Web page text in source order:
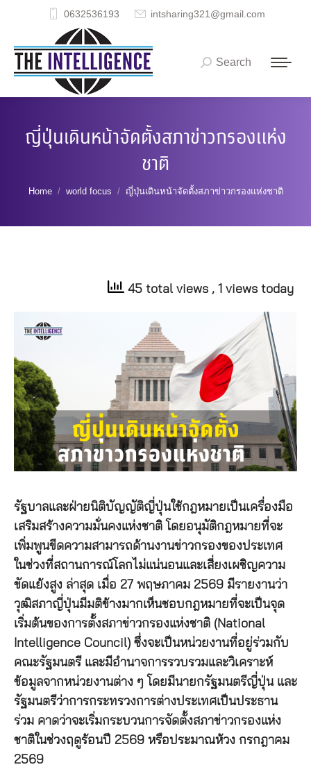
0632536193 intsharing321@gmail.com
Search:
Search
ญี่ปุ่นเดินหน้าจัดตั้งสภาข่าวกรองแห่ง
ชาติ
You are here:
Home world focus ญี่ปุ่นเดินหน้าจัดตั้งสภาข่าวกรองแห่งชาติ
45 total views , 1 views today
รัฐบาลและฝ่ายนิติบัญญัติญี่ปุ่นใช้กฎหมายเป็นเครื่องมือ
เสริมสร้างความมั่นคงแห่งชาติ โดยอนุมัติกฎหมายที่จะ
เพิ่มพูนขีดความสามารถด้านงานข่าวกรองของประเทศ
ในช่วงที่สถานการณ์โลกไม่แน่นอนและเสี่ยงเผชิญความ
ขัดแย้งสูง ล่าสุด เมื่อ 27 พฤษภาคม 2569 มีรายงานว่า
วุฒิสภาญี่ปุ่นมีมติข้างมากเห็นชอบกฎหมายที่จะเป็นจุด
เริ่มต้นของการตั้งสภาข่าวกรองแห่งชาติ (National
Intelligence Council) ซึ่งจะเป็นหน่วยงานที่อยู่ร่วมกับ
คณะรัฐมนตรี และมีอำนาจการรวบรวมและวิเคราะห์
ข้อมูลจากหน่วยงานต่าง ๆ โดยมีนายกรัฐมนตรีญี่ปุ่น และ
รัฐมนตรีว่าการกระทรวงการต่างประเทศเป็นประธาน
ร่วม คาดว่าจะเริ่มกระบวนการจัดตั้งสภาข่าวกรองแห่ง
ชาติในช่วงฤดูร้อนปี 2569 หรือประมาณห้วง กรกฎาคม
2569